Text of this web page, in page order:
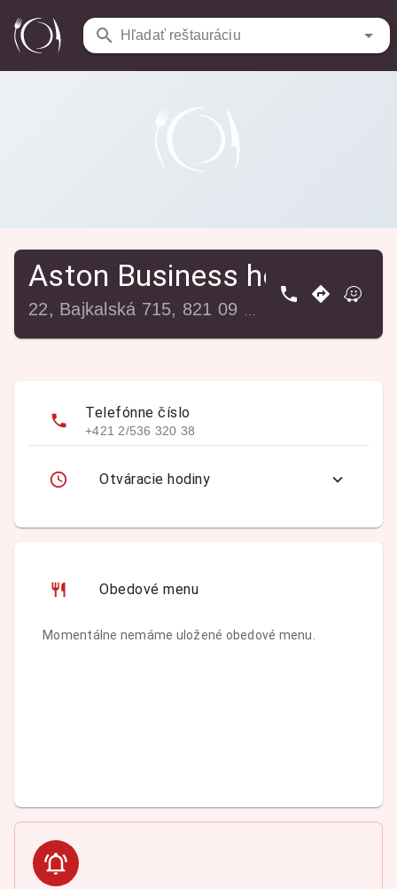
Hľadať reštauráciu
Reštaurácie / Aston Business hotel
Aston Business hotel
Telefónne číslo
+421 2/536 320 38
Otváracie hodiny
Obedové menu
Momentálne nemáme uložené obedové menu.